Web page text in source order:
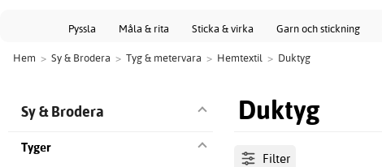
Pyssla Måla & rita Sticka & virka Garn och stickning
Hem > Sy & Brodera > Tyg & metervara > Hemtextil > Duktyg
Duktyg
Sy & Brodera
Tyger
Filter